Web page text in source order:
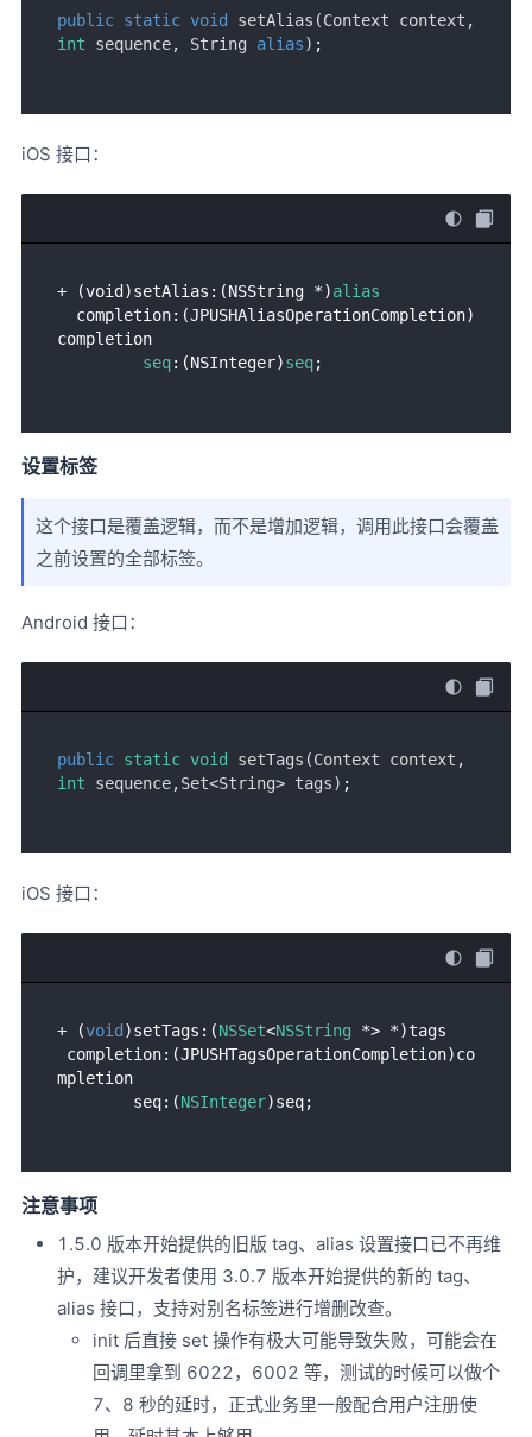
public static void setAlias (
int sequence, String alias)
iOS 接口：
+ (void)setAlias:(NSString *)alias
completion
seq:(NSInteger)seq
设置标签
这个接口是覆盖逻辑，而不是增加逻辑，调用此接口会覆盖
之前设置的全部标签。
Android 接口：
public static void setTags
int sequence,Set<String> tags)
iOS 接口：
+ (void)setTags:(NSSet<NSString *> *)tags
mpletion
        seq:(
NSInteger
注意事项
1.5.0 版本开始提供的旧版 tag、alias 设置接口已不再维
护，建议开发者使用 3.0.7 版本开始提供的新的 tag、
alias 接口，支持对别名标签进行增删改查。
init 后直接 set 操作有极大可能导致失败，可能会在
回调里拿到 6022，6002 等，测试的时候可以做个
7、8 秒的延时，正式业务里一般配合用户注册使